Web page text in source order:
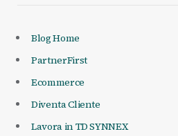
Blog Home
PartnerFirst
Ecommerce
Diventa Cliente
Lavora in TD SYNNEX